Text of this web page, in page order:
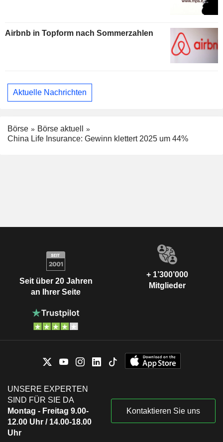
Airbnb in Topform nach Sommerzahlen
Aktuelle Nachrichten
Börse
Börse aktuell
China Life Insurance: Gewinn klettert 2025 um 44%
Seit über 20 Jahren
an Ihrer Seite
+ 1’300’000
Mitglieder
UNSERE EXPERTEN
SIND FÜR SIE DA
Montag - Freitag 9.00-
12.00 Uhr / 14.00-18.00
Uhr
Kontaktieren Sie uns